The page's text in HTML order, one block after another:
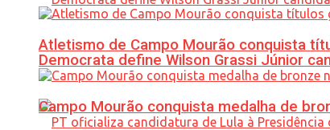
Democrata define Wilson Grassi Júnior
Atletismo de Campo Mourão conquista
Campo Mourão conquista medalha de